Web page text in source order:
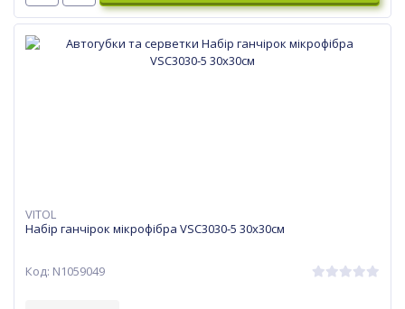
VITOL
Набір ганчірок мікрофібра VSC3030-5 30x30см
Код: N1059049